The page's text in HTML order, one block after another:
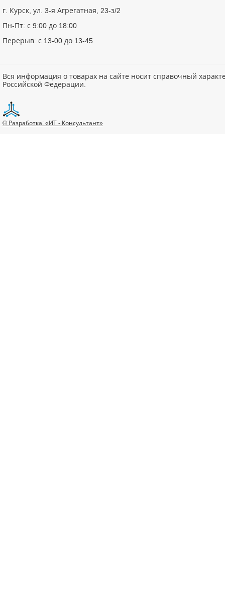
г. Курск, ул. 3-я Агрегатная, 23-з/2
Пн-Пт: с 9:00 до 18:00
Перерыв: с 13-00 до 13-45
Вся информация о товарах на сайте носит справочный
Российской Федерации.
© Разработка: «ИТ - Консультант»